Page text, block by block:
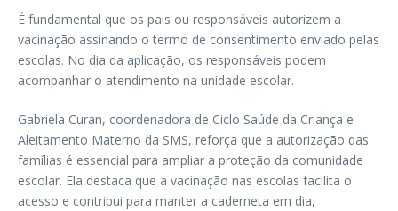
É fundamental que os pais ou responsáveis autorizem a
vacinação assinando o termo de consentimento enviado pelas
escolas. No dia da aplicação, os responsáveis podem
acompanhar o atendimento na unidade escolar.
Gabriela Curan, coordenadora de Ciclo Saúde da Criança e
Aleitamento Materno da SMS, reforça que a autorização das
famílias é essencial para ampliar a proteção da comunidade
escolar. Ela destaca que a vacinação nas escolas facilita o
acesso e contribui para manter a caderneta em dia,